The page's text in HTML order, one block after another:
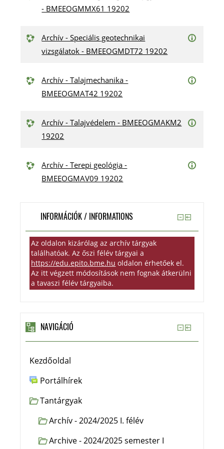
- BMEEOGMMX61 19202
Archív - Speciális geotechnikai
vizsgálatok - BMEEOGMDT72 19202
Archív - Talajmechanika -
BMEEOGMAT42 19202
Archív - Talajvédelem - BMEEOGMAKM2
19202
Archív - Terepi geológia -
BMEEOGMAV09 19202
INFORMÁCIÓK / INFORMATIONS
Az oldalon kizárólag az archív tárgyak
találhatóak. Az őszi félév tárgyai a
https://edu.epito.bme.hu oldalon érhetőek el.
Az itt végzett módosítások nem fognak átkerülni
a tavaszi félév tárgyaiba.
NAVIGÁCIÓ
Kezdőoldal
Portálhírek
Tantárgyak
Archív - 2024/2025 I. félév
Archive - 2024/2025 semester I